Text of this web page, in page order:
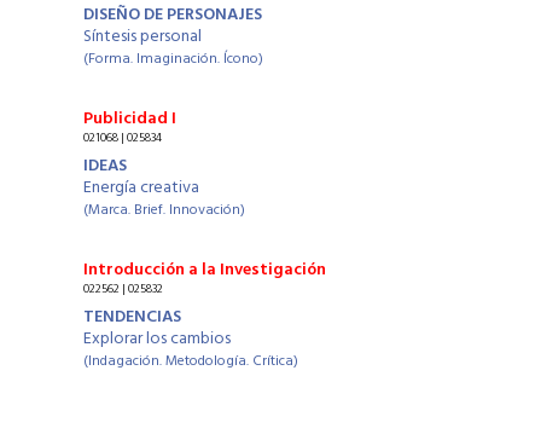
DISEÑO DE PERSONAJES
Síntesis personal
(Forma. Imaginación. Ícono)
Publicidad I
021068 | 025834
IDEAS
Energía creativa
(Marca. Brief. Innovación)
Introducción a la Investigación
022562 | 025832
TENDENCIAS
Explorar los cambios
(Indagación. Metodología. Crítica)